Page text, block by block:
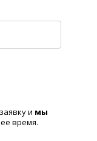
и мы
время.